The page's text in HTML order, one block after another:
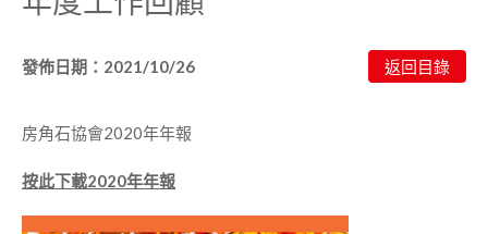
發佈日期：2021/10/26
房角石協會2020年年報
按此下載2020年年報